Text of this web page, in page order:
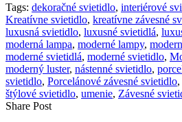
Tags: dekoračné svietidlo, interiérové
Kreatívne svietidlo, kreatívne závesné
luxusná svietidlo, luxusné svietidlá,
moderná lampa, moderné lampy,
moderné svietidlá, moderné svietidlo,
moderný luster, nástenné svietidlo,
svietidlo, Porcelánové závesné svietidlo,
štýlové svietidlo, umenie, Závesné
Share Post